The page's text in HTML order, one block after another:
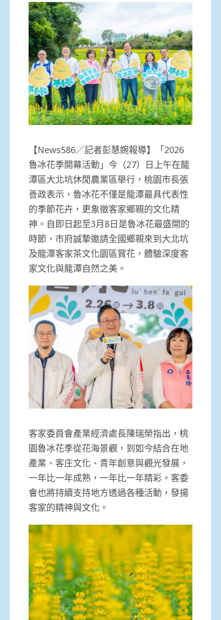
【News586／記者彭慧婉報導】「2026
魯冰花季開幕活動」今（27）日上午在龍
潭區大北坑休閒農業區舉行，桃園市長張
善政表示，魯冰花不僅是龍潭最具代表性
的季節花卉，更象徵客家鄉親的文化精
神。自即日起至3月8日是魯冰花最盛開的
時節，市府誠摯邀請全國鄉親來到大北坑
及龍潭客家茶文化園區賞花，體驗深度客
家文化與龍潭自然之美。
客家委員會產業經濟處長陳瑞榮指出，桃
園魯冰花季從花海景觀，到如今結合在地
產業、客庄文化、青年創意與觀光發展，
一年比一年成熟，一年比一年精彩。客委
會也將持續支持地方透過各種活動，發揚
客家的精神與文化。